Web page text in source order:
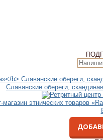
Славянские обереги,